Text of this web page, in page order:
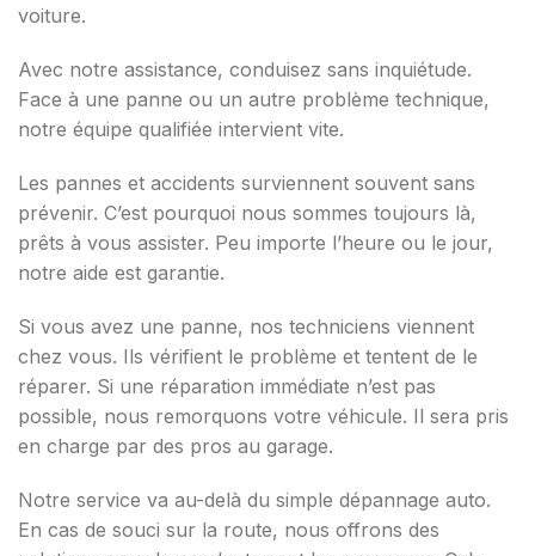
voiture.
Avec notre assistance, conduisez sans inquiétude.
Face à une panne ou un autre problème technique,
notre équipe qualifiée intervient vite.
Les pannes et accidents surviennent souvent sans
prévenir. C’est pourquoi nous sommes toujours là,
prêts à vous assister. Peu importe l’heure ou le jour,
notre aide est garantie.
Si vous avez une panne, nos techniciens viennent
chez vous. Ils vérifient le problème et tentent de le
réparer. Si une réparation immédiate n’est pas
possible, nous remorquons votre véhicule. Il sera pris
en charge par des pros au garage.
Notre service va au-delà du simple dépannage auto.
En cas de souci sur la route, nous offrons des